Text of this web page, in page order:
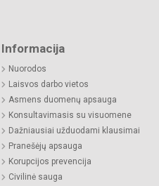
Informacija
Nuorodos
Laisvos darbo vietos
Asmens duomenų apsauga
Konsultavimasis su visuomene
Dažniausiai užduodami klausimai
Pranešėjų apsauga
Korupcijos prevencija
Civilinė sauga